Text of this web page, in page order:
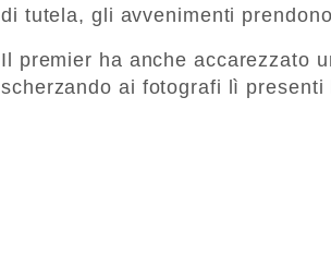
di tutela, gli avvenimenti
Il premier ha anche accarezzato
scherzando ai fotografi lì presenti